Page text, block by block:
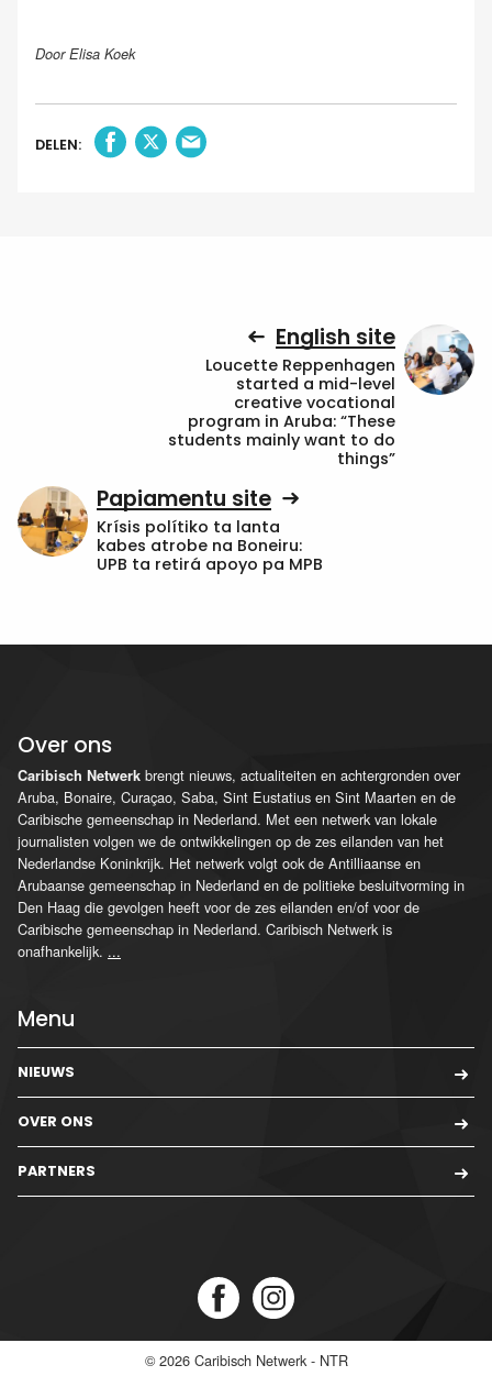
Door Elisa Koek
DELEN:
English site
Loucette Reppenhagen
started a mid-level
creative vocational
program in Aruba: “These
students mainly want to do
things”
Papiamentu site
Krísis polítiko ta lanta
kabes atrobe na Boneiru:
UPB ta retirá apoyo pa MPB
Over ons
Caribisch Netwerk brengt nieuws, actualiteiten en achtergronden over
Aruba, Bonaire, Curaçao, Saba, Sint Eustatius en Sint Maarten en de
Caribische gemeenschap in Nederland. Met een netwerk van lokale
journalisten volgen we de ontwikkelingen op de zes eilanden van het
Nederlandse Koninkrijk. Het netwerk volgt ook de Antilliaanse en
Arubaanse gemeenschap in Nederland en de politieke besluitvorming in
Den Haag die gevolgen heeft voor de zes eilanden en/of voor de
Caribische gemeenschap in Nederland. Caribisch Netwerk is
onafhankelijk. ...
Menu
NIEUWS
OVER ONS
PARTNERS
© 2026 Caribisch Netwerk - NTR